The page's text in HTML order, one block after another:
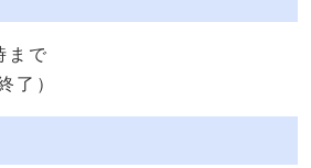
まで
了）